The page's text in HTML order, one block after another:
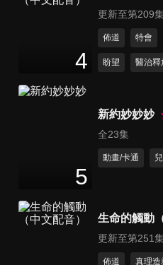
52
4
更新至第209
佈道 特會
盼望 醫治釋
5
新約妙妙妙
全23集
動畫/卡通
生命的觸動
更新至第251
佈道 真理造